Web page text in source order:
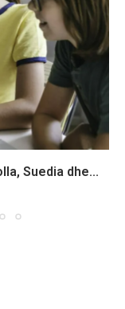
Suedia dhe...